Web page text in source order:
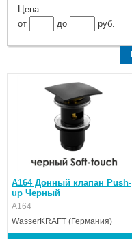
Цена:
от
до руб.
A164 Донный клапан Push-
up Черный
A164
WasserKRAFT (Германия)